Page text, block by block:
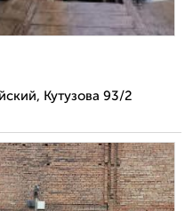
Кутузова 93/2